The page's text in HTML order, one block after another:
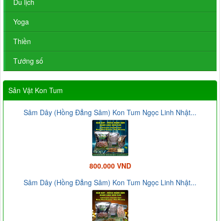
Du lịch
Yoga
Thiền
Tướng số
Sản Vật Kon Tum
Sâm Dây (Hồng Đẳng Sâm) Kon Tum Ngọc Linh Nhật...
800.000 VND
Sâm Dây (Hồng Đẳng Sâm) Kon Tum Ngọc Linh Nhật...